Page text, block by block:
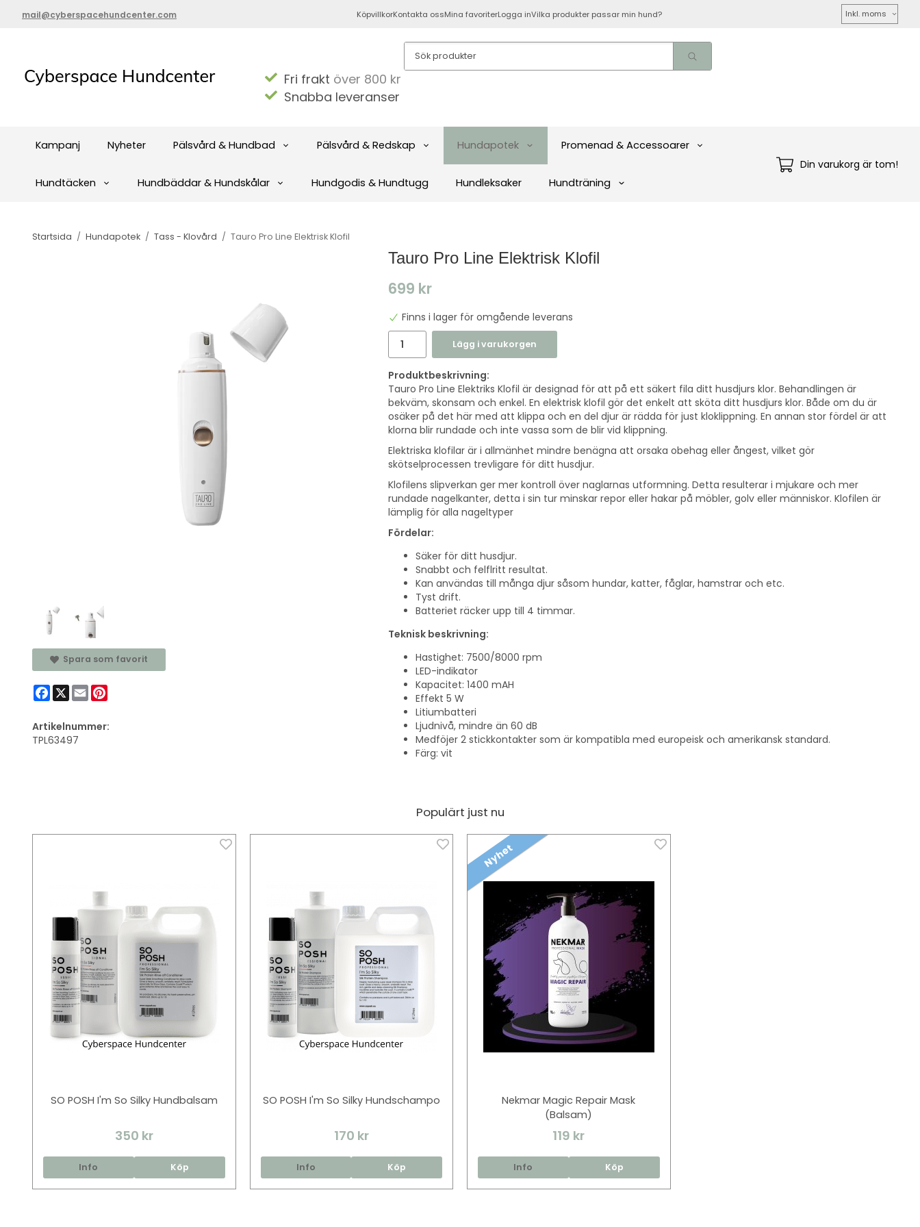
mail@cyberspacehundcenter.com KöpvillkorKontakta ossMina favoriterLogga inVilka produkter passar min hund?
Välj
moms
Fri frakt över 800 kr
Snabba leveranser
Kampanj Nyheter Pälsvård & Hundbad Pälsvård & Redskap Hundapotek Promenad & Accessoarer
Hundtäcken Hundbäddar & Hundskålar Hundgodis & Hundtugg Hundleksaker Hundträning
Din varukorg är tom!
Startsida / Hundapotek / Tass - Klovård / Tauro Pro Line Elektrisk Klofil
Tauro Pro Line Elektrisk Klofil
699 kr
Finns i lager för omgående leverans
Lägg i varukorgen
Produktbeskrivning:
Tauro Pro Line Elektriks Klofil är designad för att på ett säkert fila ditt husdjurs klor. Behandlingen är
bekväm, skonsam och enkel. En elektrisk klofil gör det enkelt att sköta ditt husdjurs klor. Både om du är
osäker på det här med att klippa och en del djur är rädda för just kloklippning. En annan stor fördel är att
klorna blir rundade och inte vassa som de blir vid klippning.
Elektriska klofilar är i allmänhet mindre benägna att orsaka obehag eller ångest, vilket gör
skötselprocessen trevligare för ditt husdjur.
Klofilens slipverkan ger mer kontroll över naglarnas utformning. Detta resulterar i mjukare och mer
rundade nagelkanter, detta i sin tur minskar repor eller hakar på möbler, golv eller människor. Klofilen är
lämplig för alla nageltyper
Fördelar:
Säker för ditt husdjur.
Snabbt och felflritt resultat.
Kan användas till många djur såsom hundar, katter, fåglar, hamstrar och etc.
Tyst drift.
Batteriet räcker upp till 4 timmar.
Teknisk beskrivning:
Hastighet: 7500/8000 rpm
LED-indikator
Kapacitet: 1400 mAH
Effekt 5 W
Litiumbatteri
Ljudnivå, mindre än 60 dB
Medföjer 2 stickkontakter som är kompatibla med europeisk och amerikansk standard.
Färg: vit
Spara som favorit
Facebook
X Email
Artikelnummer:
TPL63497
Populärt just nu
SO POSH I'm So Silky Hundbalsam
350 kr
Info Köp
SO POSH I'm So Silky Hundschampo
170 kr
Info Köp
Nyhet
Nekmar Magic Repair Mask
(Balsam)
119 kr
Info Köp